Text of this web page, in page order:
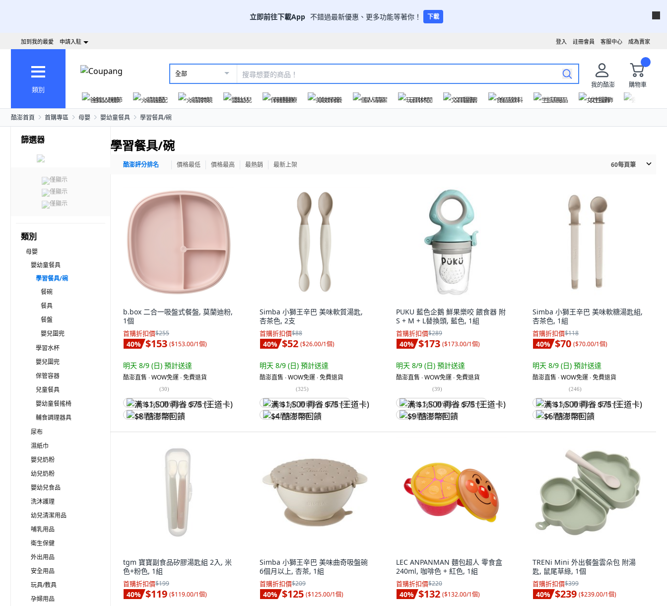
立即前往下載App 不錯過最新優惠、更多功能等著你！ 下載
成為賣家
客服中心
註冊會員
登入
加到我的最愛 申請入駐
類別
全部
我的酷澎
購物車
爸氣父親節
火箭速配 火箭跨境 嬰幼兒 保健醫療 美妝保養 個人清潔 玩具休閒 文具圖書 食品飲料 生活用品 女性服飾
酷澎首頁 首購專區 母嬰 嬰幼童餐具 學習餐具/碗
篩選器
僅顯示
僅顯示
僅顯示
類別
母嬰
嬰幼童餐具
學習餐具/碗
餐碗
餐具
餐盤
嬰兒圍兜
學習水杯
嬰兒圍兜
保管容器
兒童餐具
嬰幼童餐搖椅
輔食調理器具
尿布
濕紙巾
嬰兒奶粉
幼兒奶粉
嬰幼兒食品
洗沐護理
幼兒清潔用品
哺乳用品
衛生保健
外出用品
安全用品
玩具/教具
孕婦用品
學習餐具/碗
酷澎評分排名 價格最低 價格最高 最熱銷 最新上架 60每頁筆
b.box 二合一吸盤式餐盤, 莫蘭迪粉,
1個
首購折扣價$255
40% $153 ($153.00/1個)
明天 8/9 (日) 預計送達
酷澎直售 ∙ WOW免運 ∙ 免費退貨
(30)
满 $1,500 再省 $75 (王道卡)
$8 酷澎幣回饋
Simba 小獅王辛巴 美味軟質湯匙,
杏茶色, 2支
首購折扣價$88
40% $52 ($26.00/1個)
明天 8/9 (日) 預計送達
酷澎直售 ∙ WOW免運 ∙ 免費退貨
(325)
满 $1,500 再省 $75 (王道卡)
$4 酷澎幣回饋
PUKU 藍色企鵝 鮮果樂咬 餵食器 附
S + M + L替換頭, 藍色, 1組
首購折扣價$289
40% $173 ($173.00/1個)
明天 8/9 (日) 預計送達
酷澎直售 ∙ WOW免運 ∙ 免費退貨
(39)
满 $1,500 再省 $75 (王道卡)
$9 酷澎幣回饋
Simba 小獅王辛巴 美味軟糖湯匙組,
杏茶色, 1組
首購折扣價$118
40% $70 ($70.00/1個)
明天 8/9 (日) 預計送達
酷澎直售 ∙ WOW免運 ∙ 免費退貨
(246)
满 $1,500 再省 $75 (王道卡)
$6 酷澎幣回饋
tgm 寶寶副食品矽膠湯匙組 2入, 米
色+粉色, 1組
首購折扣價$199
40% $119 ($119.00/1個)
Simba 小獅王辛巴 美味曲奇吸盤碗
6個月以上, 杏茶, 1組
首購折扣價$209
40% $125 ($125.00/1個)
LEC ANPANMAN 麵包超人 零食盒
240ml, 咖啡色 + 紅色, 1組
首購折扣價$220
40% $132 ($132.00/1個)
TRENi Mini 外出餐盤雲朵包 附湯
匙, 鼠尾草綠, 1個
首購折扣價$399
40% $239 ($239.00/1個)